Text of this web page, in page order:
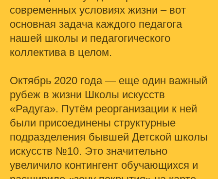
современных условиях жизни – вот
основная задача каждого педагога
нашей школы и педагогического
коллектива в целом.
Октябрь 2020 года — еще один важный
рубеж в жизни Школы искусств
«Радуга». Путём реорганизации к ней
были присоединены структурные
подразделения бывшей Детской школы
искусств №10. Это значительно
увеличило контингент обучающихся и